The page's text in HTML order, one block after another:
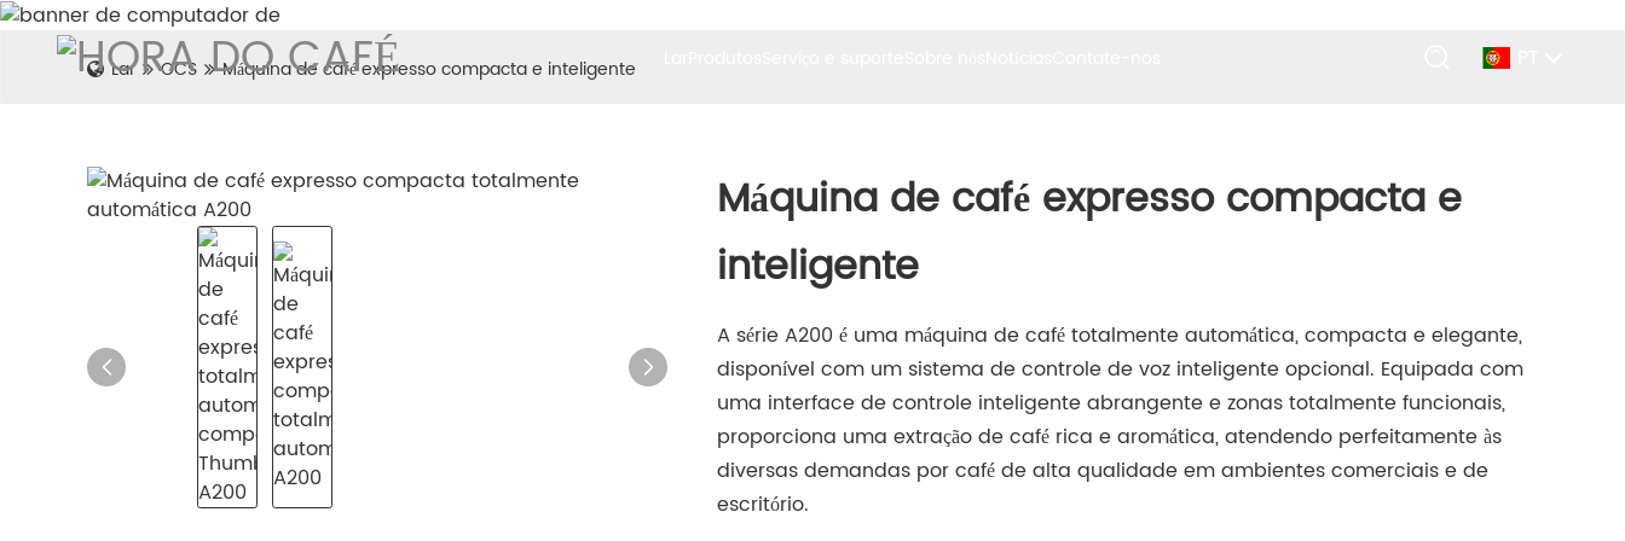
Lar OCS Máquina de café expresso compacta e inteligente
Máquina de café expresso compacta e
inteligente
A série A200 é uma máquina de café totalmente automática, compacta e elegante,
disponível com um sistema de controle de voz inteligente opcional. Equipada com
uma interface de controle inteligente abrangente e zonas totalmente funcionais,
proporciona uma extração de café rica e aromática, atendendo perfeitamente às
diversas demandas por café de alta qualidade em ambientes comerciais e de
escritório.